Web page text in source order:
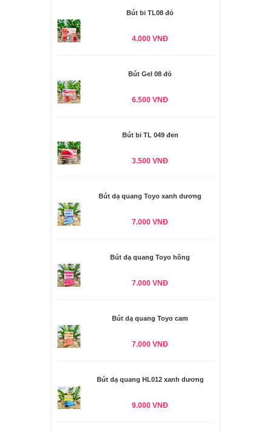
Bút bi TL08 đỏ
4.000 VNĐ
Bút Gel 08 đỏ
6.500 VNĐ
Bút bi TL 049 đen
3.500 VNĐ
Bút dạ quang Toyo xanh dương
7.000 VNĐ
Bút dạ quang Toyo hồng
7.000 VNĐ
Bút dạ quang Toyo cam
7.000 VNĐ
Bút dạ quang HL012 xanh dương
9.000 VNĐ